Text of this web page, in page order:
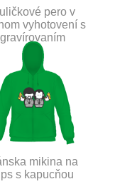
pero v
vyhotovení s
gravírovaním
mikina na
s kapucňou